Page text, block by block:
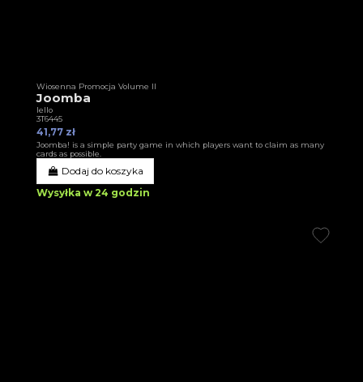
Wiosenna Promocja Volume II
Joomba
Iello
3T6445
41,77 zł
Joomba! is a simple party game in which players want to claim as many
cards as possible.
Dodaj do koszyka
Wysyłka w 24 godzin